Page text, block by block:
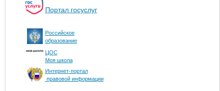
Портал госуслуг
Российское
образование
ЦОС
Моя школа
Интернет-портал
правовой информации